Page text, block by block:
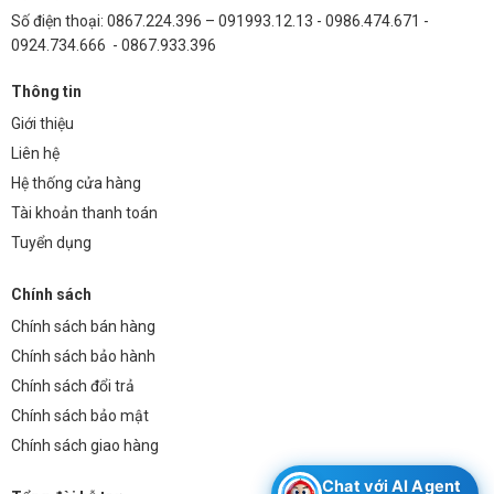
7.5
Nguồn Meanwell HRP-450-7.5 có thể sử dụng cho
loại đèn LED nào?
Nguồn này phù hợp với các loại đèn LED yêu cầu điện áp 8V và tổng
công suất không vượt quá 450W.
Nguồn Meanwell HRP-450-7.5 có chống nước
không?
Không, nguồn này không được thiết kế để chống nước. Cần lắp đặt ở
Tuổi thọ trung bình của nguồn Meanwell HRP-450-
7.5 là bao lâu?
Tuổi thọ trung bình của nguồn này là khoảng 50.000 giờ hoạt động,
tùy thuộc vào điều kiện sử dụng.
Nguồn Meanwell HRP-450-7.5 có bảo hành không?
Thông thường, nguồn Meanwell HRP-450-7.5 được bảo hành từ 2
Số điện thoại: 0867.224.396 – 091993.12.13 - 0986.474.671 -
0924.734.666 - 0867.933.396
Thông tin
Giới thiệu
Liên hệ
Hệ thống cửa hàng
Tài khoản thanh toán
Tuyển dụng
Chính sách
Chính sách bán hàng
Chính sách bảo hành
Chính sách đổi trả
Chính sách bảo mật
Chính sách giao hàng
Chat với AI Agent